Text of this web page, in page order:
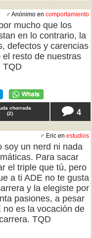
♂ Anónimo en comportamiento
mucho que los
en lo contrario, la
defectos y carencias
resto de nuestras
TQD
chorrada
(2) 4
♂ Eric en estudios
soy un nerd ni nada
Para sacar
el triple que tú, pero
a ti ADE no te gusta
y la elegiste por
pasiones, a pesar
es la vocación de
TQD